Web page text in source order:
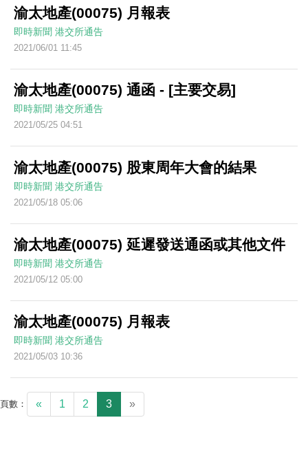
渝太地產(00075) 月報表
即時新聞 港交所通告
2021/06/01 11:45
渝太地產(00075) 通函 - [主要交易]
即時新聞 港交所通告
2021/05/25 04:51
渝太地產(00075) 股東周年大會的結果
即時新聞 港交所通告
2021/05/18 05:06
渝太地產(00075) 延遲發送通函或其他文件
即時新聞 港交所通告
2021/05/12 05:00
渝太地產(00075) 月報表
即時新聞 港交所通告
2021/05/03 10:36
頁數： « 1 2 3 »